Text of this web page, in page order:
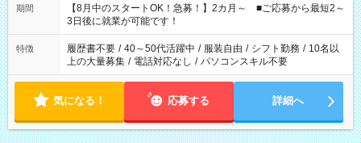
「できれば残業はしたくない」 など、ご希望を教えてください
ね。 ※Wワーク希望の方へ 今ご覧のお仕事で希望する勤務時間
と、もう1つのお仕事の勤務時間。 合計で週40時間を超える場
合は応募できません。
期間
【8月中のスタートOK！急募！】2カ月～ ■ご応募から最短2～
3日後に就業が可能です！
特徴 履歴書不要 / 40～50代活躍中 / 服装自由 / シフト勤務 / 10名以
上の大量募集 / 電話対応なし / パソコンスキル不要
気になる！ 応募する 詳細へ